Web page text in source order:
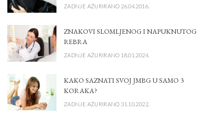
ZADNJE AŽURIRANO 26.04.2016.
ZNAKOVI SLOMLJENOG I NAPUKNUTOG
REBRA
ZADNJE AŽURIRANO 18.01.2024.
KAKO SAZNATI SVOJ JMBG U SAMO 3
KORAKA?
ZADNJE AŽURIRANO 31.10.2022.